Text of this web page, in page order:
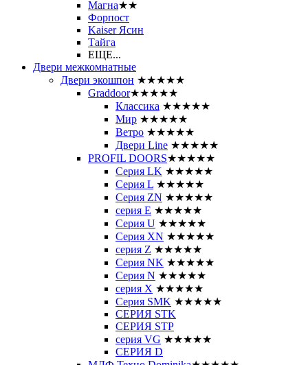
Магна★★
Форпост
Kaiser Ясин
Тайга
ЕЩЕ...
Двери межкомнатные
Двери экошпон ★★★★★
Graddoor★★★★★
Классика ★★★★★
Мир ★★★★★
Ветро ★★★★★
Двери Line ★★★★★
PROFIL DOORS★★★★★
Серия LK ★★★★★
Серия L ★★★★★
Серия ZN ★★★★★
серия E ★★★★★
Серия U ★★★★★
Серия XN ★★★★★
серия Z ★★★★★
Серия NK ★★★★★
Серия N ★★★★★
серия X ★★★★★
Серия SMK ★★★★★
СЕРИЯ STK
СЕРИЯ STP
серия VG ★★★★★
СЕРИЯ D